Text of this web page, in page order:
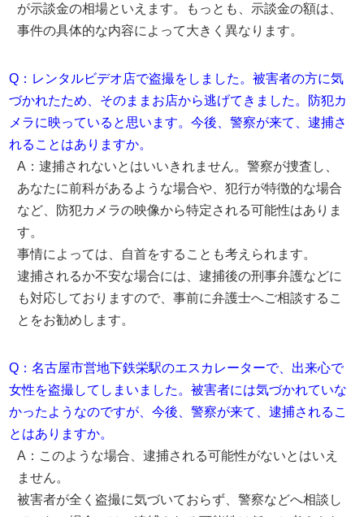
が示談金の相場といえます。もっとも、示談金の額は、
事件の具体的な内容によって大きく異なります。
Q：レンタルビデオ店で盗撮をしました。被害者の方に気
づかれたため、そのままお店から逃げてきました。防犯カ
メラに映っていると思います。今後、警察が来て、逮捕さ
れることはありますか。
A：逮捕されないとはいいきれません。警察が捜査し、
あなたに前科があるような場合や、犯行が特徴的な場合
など、防犯カメラの映像から特定される可能性はありま
す。
事情によっては、自首をすることも考えられます。
逮捕されるか不安な場合には、逮捕後の刑事弁護などに
も対応しておりますので、事前に弁護士へご相談するこ
とをお勧めします。
Q：名古屋市営地下鉄栄駅のエスカレーターで、出来心で
女性を盗撮してしまいました。被害者には気づかれていな
かったようなのですが、今後、警察が来て、逮捕されるこ
とはありますか。
A：このような場合、逮捕される可能性がないとはいえ
ません。
被害者が全く盗撮に気づいておらず、警察などへ相談し